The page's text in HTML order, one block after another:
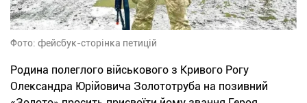
Фото: фейсбук-сторінка петицій
Родина полеглого військового з Кривого Рогу
Олександра Юрійовича Золототруба на позивний